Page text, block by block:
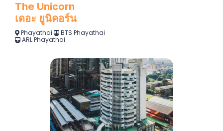
The Unicorn
เดอะ ยูนิคอร์น
Phayathai
BTS Phayathai
ARL Phayathai